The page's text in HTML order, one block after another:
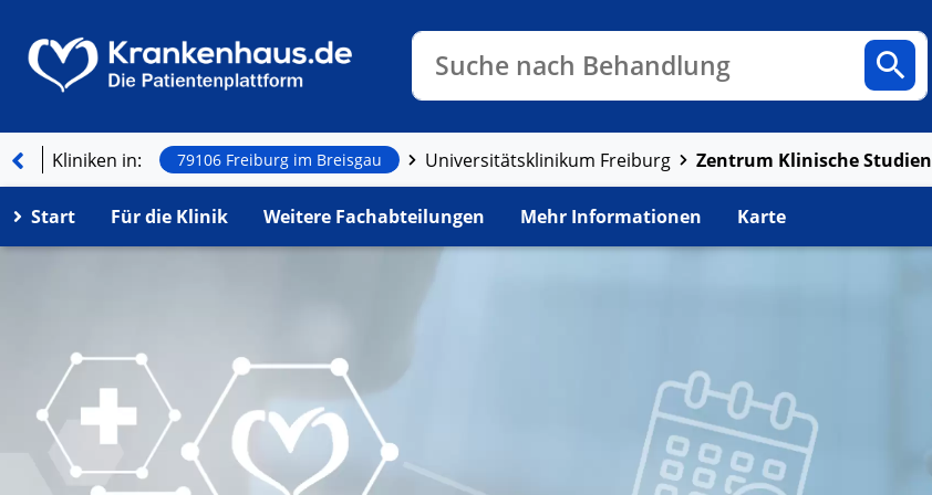
Suche nach Behandlung
Kliniken in: 79106 Freiburg im Breisgau Universitätsklinikum Freiburg Zentrum Klinische Studien
Start Für die Klinik Weitere Fachabteilungen Mehr Informationen Karte